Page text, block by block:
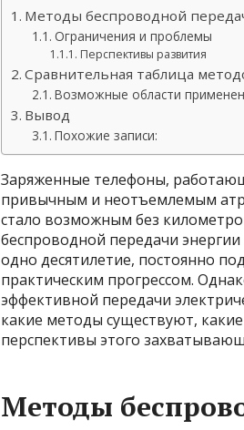
Методы беспроводной
Ограничения и проблемы
Перспективы развития
Сравнительная таблица
Возможные области
Вывод
Похожие записи:
Заряженные телефоны,
привычным и неотъемлемым
стало возможным без
беспроводной передачи
одно десятилетие, постоянно
практическим прогрессом.
эффективной передачи
какие методы существуют,
перспективы этого
Методы